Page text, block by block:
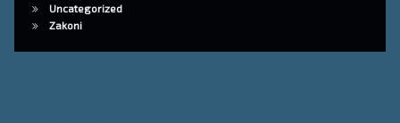
Uncategorized
Zakoni